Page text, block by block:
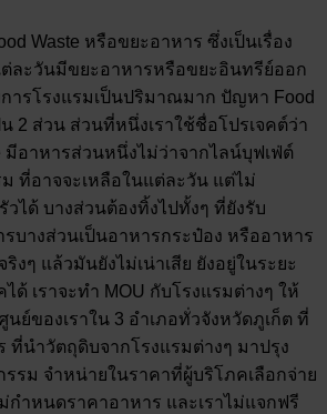
Waste หรือขยะอาหาร ซึ่งเป็นเรื่อง
ละวันมีขยะอาหารหรือขยะอินทรีย์ออก
ารโรงแรมเป็นปริมาณมาก ปัญหา Food
2 ส่วน ส่วนที่หนึ่งเราใช้ชื่อโปรเจคต์ว่า
มีอาหารส่วนหนึ่งไม่ว่าจากไลน์บุฟเฟ่ต์
ที่อาจจะเหลือในแต่ละวัน แต่ไม่
ได้ บางส่วนต้องทิ้งไปทั้งๆ ที่ยังรับ
บางส่วนเป็นอาหารกระป๋อง หรืออาหาร
งๆ แล้วมันยังไม่เน่าเสีย ยังอยู่ในระยะ
ด้ เราจะทำ MOU กับโรงแรมต่างๆ ให้
ย์ของเราใน 3 อำเภอทั่วจังหวัดภูเก็ต ที่
ที่นำวัตถุดิบจากโรงแรมต่างๆ มาปรุง
รม จำหน่ายในราคาที่ผู้บริโภคเลือกจ่าย
ม่กำหนดราคาอาหาร และเราไม่แจกฟรี